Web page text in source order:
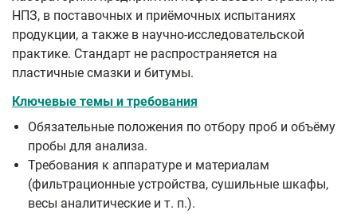
НПЗ, в поставочных и приёмочных испытаниях
продукции, а также в научно-исследовательской
практике. Стандарт не распространяется на
пластичные смазки и битумы.
Ключевые темы и требования
Обязательные положения по отбору проб и объёму
пробы для анализа.
Требования к аппаратуре и материалам
(фильтрационные устройства, сушильные шкафы,
весы аналитические и т. п.).